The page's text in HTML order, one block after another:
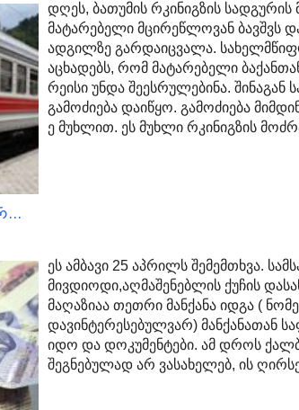
დღეს, ბათუმის რკინიგზის
მატარებელი მცირეწლოვან ბავშვს
ადგილზე გარდაიცვალა.
აცხადებს, რომ მატარებელი
რეისი უნდა შეესრულებინა. შინაგან
გამოძიება დაიწყო. გამოძიება
ე მუხლით. ეს მუხლი რკინიგზის
ეს ამბავი 25 აპრილს შემემთხვა.
მივდიოდი,აღმაშენებლის ქუჩის
მაღაზიაა თეთრი მანქანა იდგა (
დავინტერესებულვარ) მანქანათან
იდო და დოკუმენტები. ამ დროს
შეგნებულად არ ვასახელებ, ის